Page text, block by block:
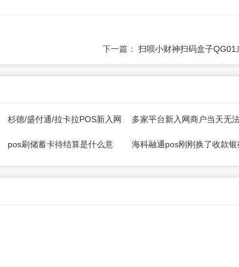
下一篇： 扫呗小财神扫码盒子QG01
杉德/盛付通/拉卡拉POS新入网
商户当天(D+1)到账，第二天恢
多家平台新入网商户当天无
通D0秒到功能
pos刷储蓄卡待结算是什么意
海科融通pos刚刚换了收款银